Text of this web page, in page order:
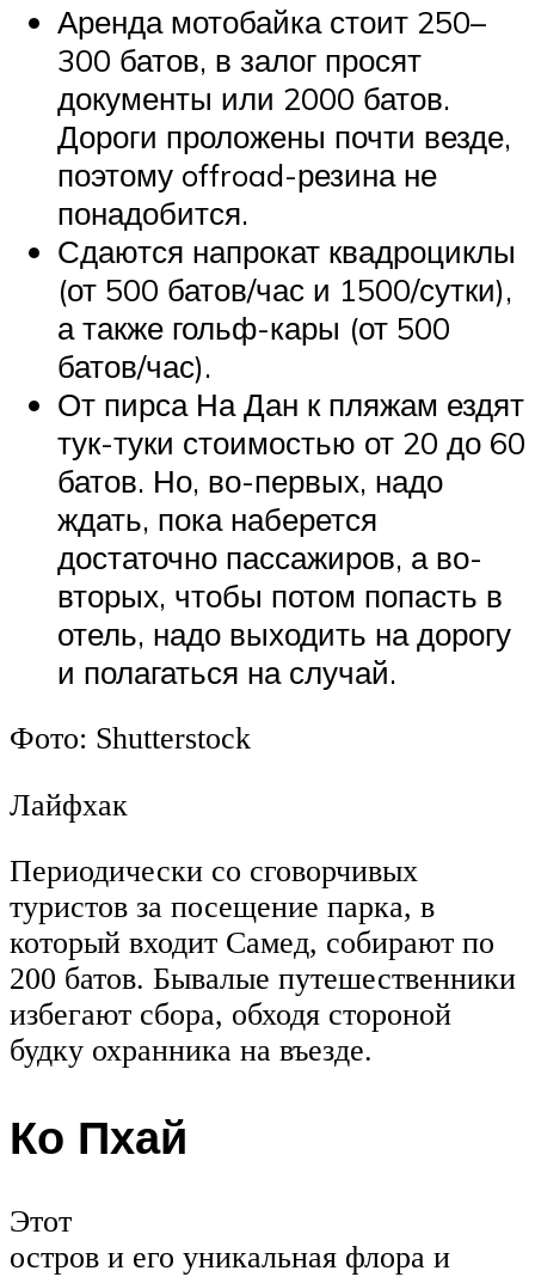
Аренда мотобайка стоит 250–
300 батов, в залог просят
документы или 2000 батов.
Дороги проложены почти везде,
поэтому offroad-резина не
понадобится.
Сдаются напрокат квадроциклы
(от 500 батов/час и 1500/сутки),
а также гольф-кары (от 500
батов/час).
От пирса На Дан к пляжам ездят
тук-туки стоимостью от 20 до 60
батов. Но, во-первых, надо
ждать, пока наберется
достаточно пассажиров, а во-
вторых, чтобы потом попасть в
отель, надо выходить на дорогу
и полагаться на случай.
Фото: Shutterstock
Лайфхак
Периодически со сговорчивых
туристов за посещение парка, в
который входит Самед, собирают по
200 батов. Бывалые путешественники
избегают сбора, обходя стороной
будку охранника на въезде.
Ко Пхай
Этот
остров и его уникальная флора и